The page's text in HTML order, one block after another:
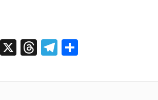
Email
X ThreadsTelegram